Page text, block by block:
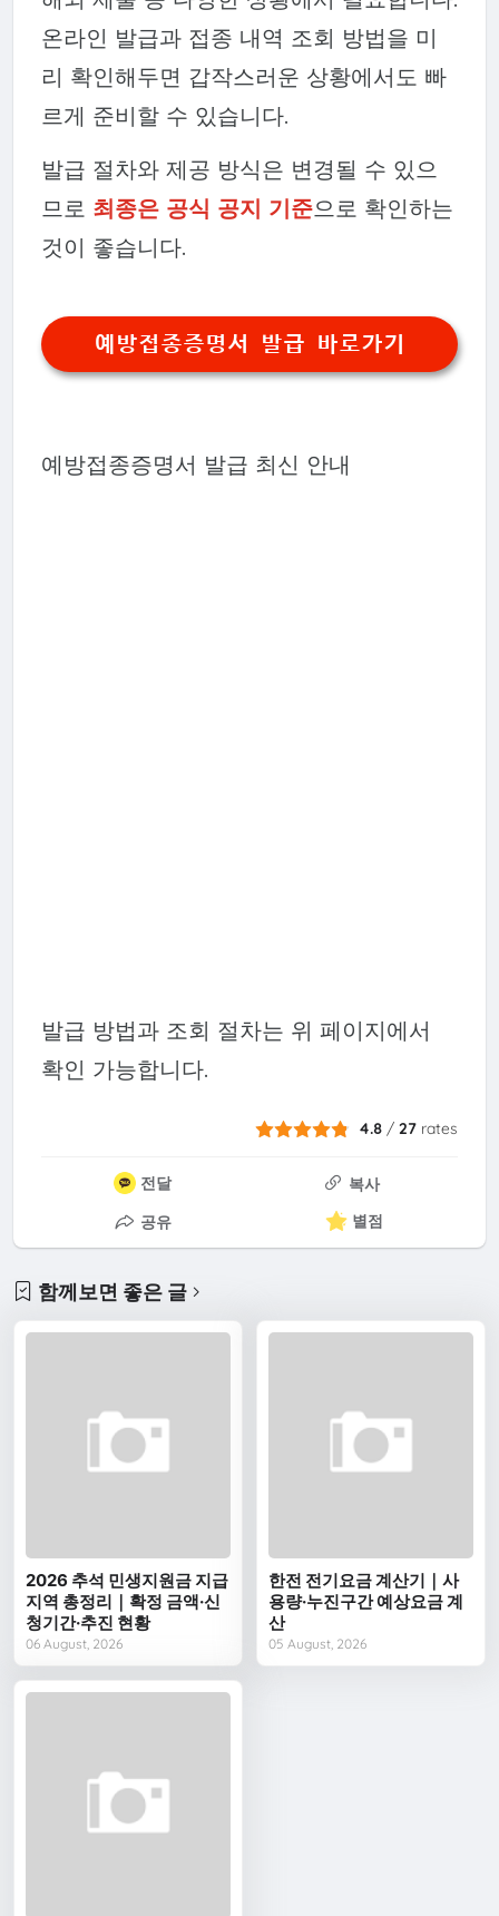
온라인 발급과 접종 내역 조회 방법을 미
리 확인해두면 갑작스러운 상황에서도 빠
르게 준비할 수 있습니다.
발급 절차와 제공 방식은 변경될 수 있으
므로 최종은 공식 공지 기준으로 확인하는
것이 좋습니다.
예방접종증명서 발급 바로가기
예방접종증명서 발급 최신 안내
발급 방법과 조회 절차는 위 페이지에서
확인 가능합니다.
4.8 /27 rates
전달
복사
공유
별점
함께보면 좋은 글
2026 추석 민생지원금 지급
지역 총정리｜확정 금액·신
청기간·추진 현황
06 August, 2026
한전 전기요금 계산기｜사
용량·누진구간 예상요금 계
산
05 August, 2026